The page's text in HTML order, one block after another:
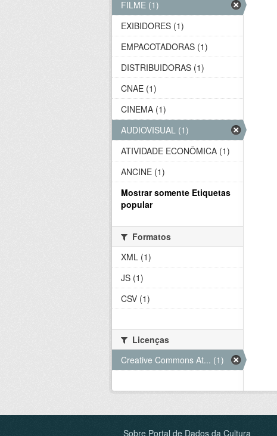
FILME (1)
EXIBIDORES (1)
EMPACOTADORAS (1)
DISTRIBUIDORAS (1)
CNAE (1)
CINEMA (1)
AUDIOVISUAL (1)
ATIVIDADE ECONÔMICA (1)
ANCINE (1)
Mostrar somente Etiquetas
popular
Formatos
XML (1)
JS (1)
CSV (1)
Licenças
Creative Commons At... (1)
Sobre Portal de Dados da Cultura